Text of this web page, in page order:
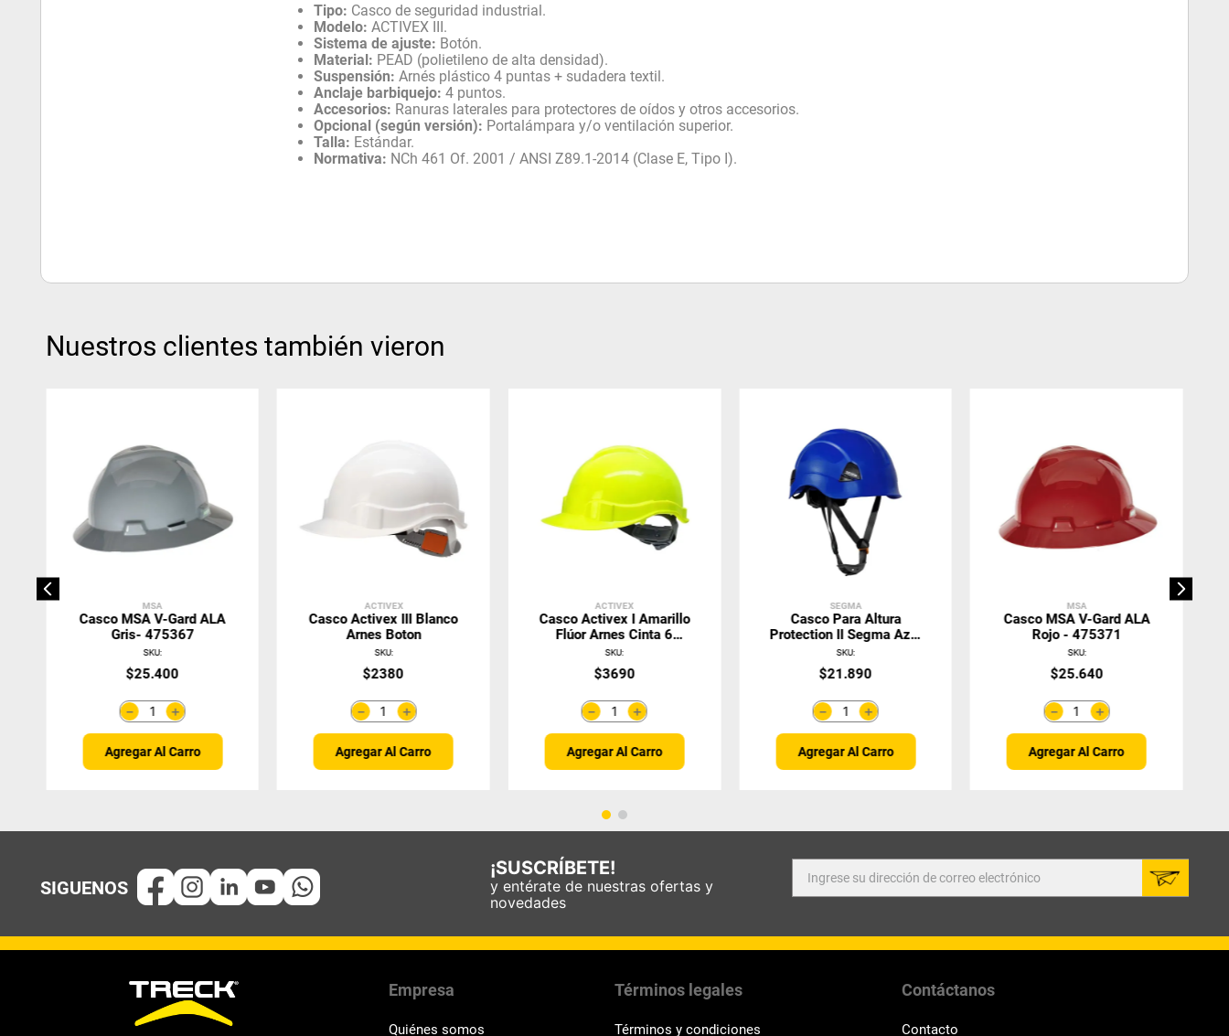
Tipo: Casco de seguridad industrial.
Modelo: ACTIVEX III.
Sistema de ajuste: Botón.
Material: PEAD (polietileno de alta densidad).
Suspensión: Arnés plástico 4 puntas + sudadera textil.
Anclaje barbiquejo: 4 puntos.
Accesorios: Ranuras laterales para protectores de oídos y otros accesorios.
Opcional (según versión): Portalámpara y/o ventilación superior.
Talla: Estándar.
Normativa: NCh 461 Of. 2001 / ANSI Z89.1-2014 (Clase E, Tipo I).
Nuestros clientes también vieron
MSA
Casco MSA V-Gard ALA
Gris- 475367
SKU:
$25.400
＋
－
Agregar Al Carro
ACTIVEX
Casco Activex III Blanco
Arnes Boton
SKU:
$2380
＋
－
Agregar Al Carro
ACTIVEX
Casco Activex I Amarillo
Flúor Arnes Cinta 6
Puntas Ratchet
SKU:
$3690
＋
－
Agregar Al Carro
SEGMA
Casco Para Altura
Protection II Segma Azul
42301024
SKU:
$21.890
＋
－
Agregar Al Carro
MSA
Casco MSA V-Gard ALA
Rojo - 475371
SKU:
$25.640
＋
－
Agregar Al Carro
¡SUSCRÍBETE!
y entérate de nuestras ofertas y
novedades
Empresa
Quiénes somos
Términos legales
Términos y condiciones
Contáctanos
Contacto